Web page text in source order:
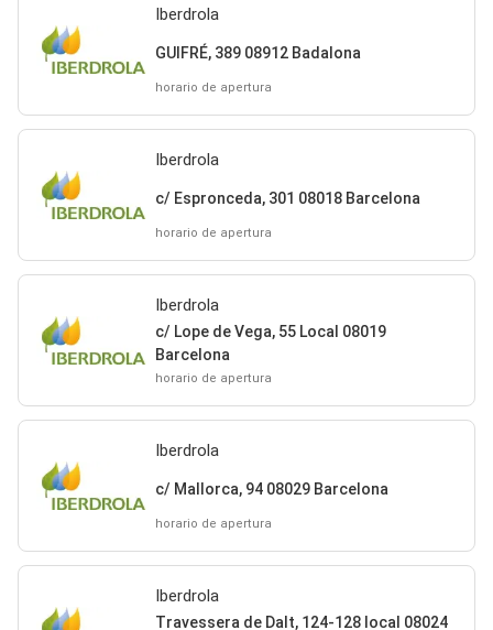
Iberdrola
GUIFRÉ, 389 08912 Badalona
horario de apertura
Iberdrola
c/ Espronceda, 301 08018 Barcelona
horario de apertura
Iberdrola
c/ Lope de Vega, 55 Local 08019
Barcelona
horario de apertura
Iberdrola
c/ Mallorca, 94 08029 Barcelona
horario de apertura
Iberdrola
Travessera de Dalt, 124-128 local 08024